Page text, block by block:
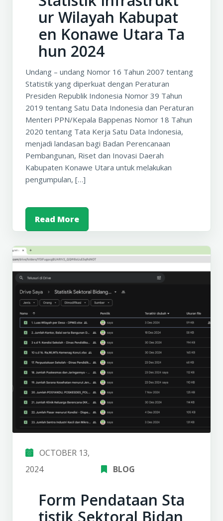
ur Wilayah Kabupat
en Konawe Utara Ta
hun 2024
Undang – undang Nomor 16 Tahun 2007 tentang
Statistik yang diperkuat dengan Peraturan
Presiden Republik Indonesia Nomor 39 Tahun
2019 tentang Satu Data Indonesia dan Peraturan
Menteri PPN/Kepala Bappenas Nomor 18 Tahun
2020 tentang Tata Kerja Satu Data Indonesia,
menjadi landasan bagi Badan Perencanaan
Pembangunan, Riset dan Inovasi Daerah
Kabupaten Konawe Utara untuk melakukan
pengumpulan, […]
Read More
OCTOBER 13,
2024
BLOG
Form Pendataan Sta
tistik Sektoral Bidan